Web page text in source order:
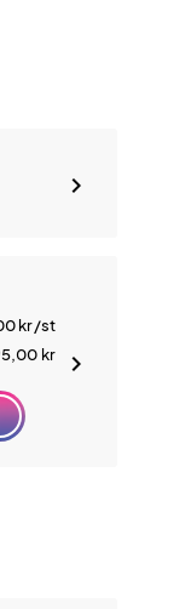
kr/st
kr